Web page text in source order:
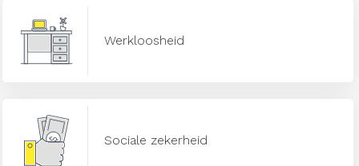
Werkloosheid
Sociale zekerheid